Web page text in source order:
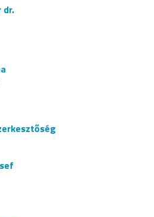
dr.